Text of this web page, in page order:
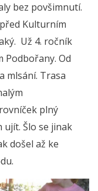
bez povšimnutí.
Kulturním
Už 4. ročník
Podbořany. Od
mlsání. Trasa
plný
ujít. Šlo se jinak
došel až ke